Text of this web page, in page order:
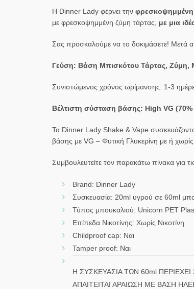
Η Dinner Lady φέρνει την φρεσκοψημμένη
με φρεσκοψημμένη ζύμη τάρτας, με μια
Σας προσκαλούμε να το δοκιμάσετε! Μετά
Γεύση: Βάση Μπισκότου Τάρτας, Ζύμη,
Συνιστώμενος χρόνος ωρίμανσης: 1-3
Βέλτιστη σύσταση βάσης: High VG (70%
Τα Dinner Lady Shake & Vape
βάσης με VG – Φυτική Γλυκερίνη με ή χωρίς
Συμβουλευτείτε τον παρακάτω πίνακα για
Brand: Dinner Lady
Συσκευασία: 20ml υγρού σε 60ml
Τύπος μπουκαλιού: Unicorn PET
Επίπεδα Νικοτίνης: Χωρίς Νικοτίνη
Childproof cap: Ναι
Tamper proof: Ναι
Η ΣΥΣΚΕΥΑΣΙΑ ΤΩΝ 60ml
ΑΠΑΙΤΕΙΤΑΙ ΑΡΑΙΩΣΗ ΜΕ ΒΑΣΗ